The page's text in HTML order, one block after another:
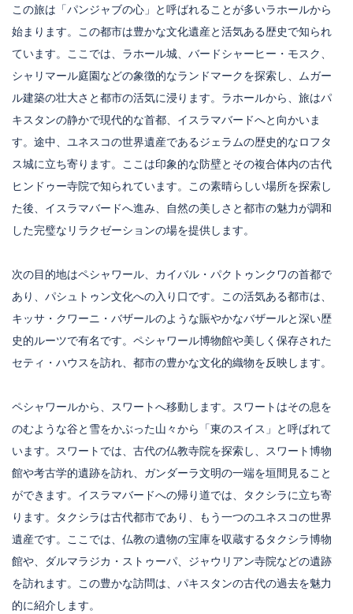
この旅は「パンジャブの心」と呼ばれることが多いラホールから
始まります。この都市は豊かな文化遺産と活気ある歴史で知られ
ています。ここでは、ラホール城、バードシャーヒー・モスク、
シャリマール庭園などの象徴的なランドマークを探索し、ムガー
ル建築の壮大さと都市の活気に浸ります。ラホールから、旅はパ
キスタンの静かで現代的な首都、イスラマバードへと向かいま
す。途中、ユネスコの世界遺産であるジェラムの歴史的なロフタ
ス城に立ち寄ります。ここは印象的な防壁とその複合体内の古代
ヒンドゥー寺院で知られています。この素晴らしい場所を探索し
た後、イスラマバードへ進み、自然の美しさと都市の魅力が調和
した完璧なリラクゼーションの場を提供します。
次の目的地はペシャワール、カイバル・パクトゥンクワの首都で
あり、パシュトゥン文化への入り口です。この活気ある都市は、
キッサ・クワーニ・バザールのような賑やかなバザールと深い歴
史的ルーツで有名です。ペシャワール博物館や美しく保存された
セティ・ハウスを訪れ、都市の豊かな文化的織物を反映します。
ペシャワールから、スワートへ移動します。スワートはその息を
のむような谷と雪をかぶった山々から「東のスイス」と呼ばれて
います。スワートでは、古代の仏教寺院を探索し、スワート博物
館や考古学的遺跡を訪れ、ガンダーラ文明の一端を垣間見ること
ができます。イスラマバードへの帰り道では、タクシラに立ち寄
ります。タクシラは古代都市であり、もう一つのユネスコの世界
遺産です。ここでは、仏教の遺物の宝庫を収蔵するタクシラ博物
館や、ダルマラジカ・ストゥーパ、ジャウリアン寺院などの遺跡
を訪れます。この豊かな訪問は、パキスタンの古代の過去を魅力
的に紹介します。